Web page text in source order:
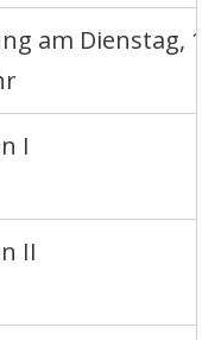
am Dienstag,
I
II